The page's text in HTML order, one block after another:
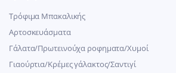
Τρόφιμα Μπακαλικής
Αρτοσκευάσματα
Γάλατα/Πρωτεινούχα ροφηματα/Χυμοί
Γιαούρτια/Κρέμες γάλακτος/Σαντιγί